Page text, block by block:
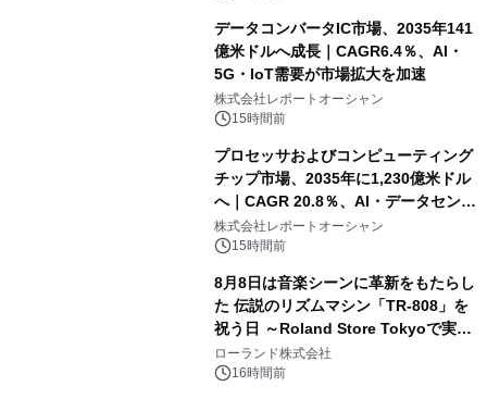
データコンバータIC市場、2035年141
億米ドルへ成長｜CAGR6.4％、AI・
5G・IoT需要が市場拡大を加速
株式会社レポートオーシャン
15時間前
プロセッサおよびコンピューティング
チップ市場、2035年に1,230億米ドル
へ｜CAGR 20.8％、AI・データセンタ
ー需要が成長を牽引
株式会社レポートオーシャン
15時間前
8月8日は音楽シーンに革新をもたらし
た 伝説のリズムマシン「TR-808」を
祝う日 ～Roland Store Tokyoで実機
を展示しての 記念キャンペーンを開
催 英国ラジオ「NTS」の 特別プログ
ローランド株式会社
16時間前